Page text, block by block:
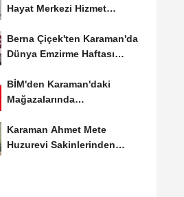
Hayat Merkezi Hizmet
Berna Çiçek'ten Karaman'da
Dünya Emzirme Haftası
BİM'den Karaman'daki
Mağazalarında
Karaman Ahmet Mete
Huzurevi Sakinlerinden